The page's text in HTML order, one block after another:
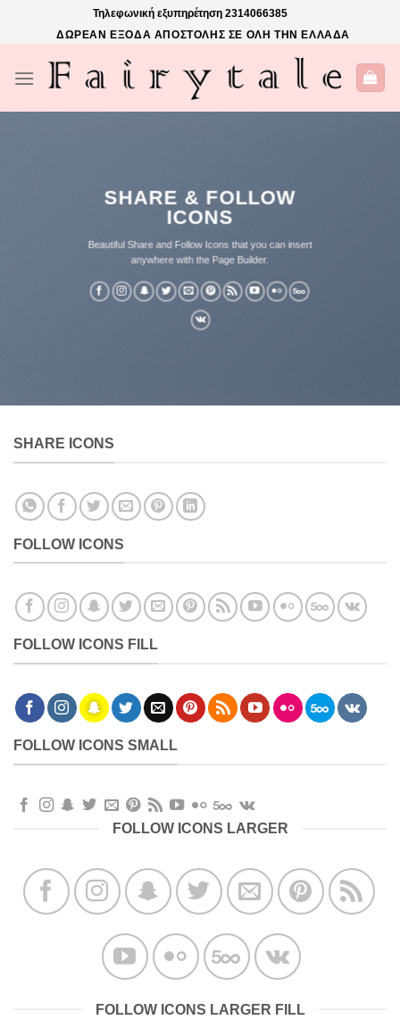
Τηλεφωνική εξυπηρέτηση 2314066385
ΔΩΡΕΑΝ ΕΞΟΔΑ ΑΠΟΣΤΟΛΗΣ ΣΕ ΟΛΗ ΤΗΝ ΕΛΛΑΔΑ
SHARE & FOLLOW
ICONS
Beautiful Share and Follow Icons that you can insert
anywhere with the Page Builder.
SHARE ICONS
FOLLOW ICONS
FOLLOW ICONS FILL
FOLLOW ICONS SMALL
FOLLOW ICONS LARGER
FOLLOW ICONS LARGER FILL